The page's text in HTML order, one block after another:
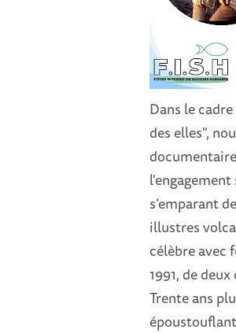
Dans le
des elles",
s’emparant
illustres
célèbre avec
1991, de
Trente ans